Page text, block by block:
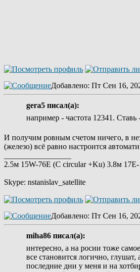
Добавлено: Пт Сен 16,
gera5 писал(а):
например - частота 12341. Ставь
И получим ровным счетом ничего, в
(железо) всё равно настроится
2.5м 15W-76E (C circular +Ku) 3.8м
Skype: nstanislav_satellite
Добавлено: Пт Сен 16,
miha86 писал(а):
интересно, а на росии тоже
все становится логично,
последние дни у меня и на